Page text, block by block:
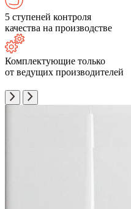
5 ступеней контроля
качества на производстве
Комплектующие только
от ведущих производителей